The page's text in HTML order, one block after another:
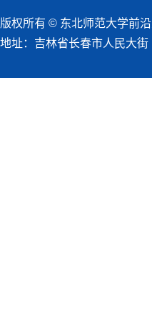
版权所有 © 东北师范大学前
地址：吉林省长春市人民大